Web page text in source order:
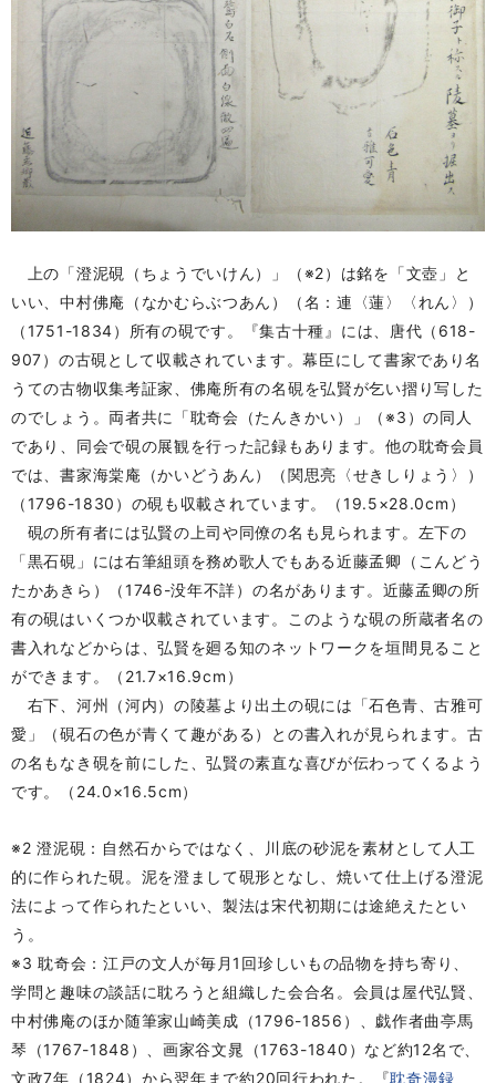
上の「澄泥硯（ちょうでいけん）」（※2）は銘を「文壺」と
いい、中村佛庵（なかむらぶつあん）（名：連〈蓮〉〈れん〉）
（1751-1834）所有の硯です。『集古十種』には、唐代（618-
907）の古硯として収載されています。幕臣にして書家であり名
うての古物収集考証家、佛庵所有の名硯を弘賢が乞い摺り写した
のでしょう。両者共に「耽奇会（たんきかい）」（※3）の同人
であり、同会で硯の展観を行った記録もあります。他の耽奇会員
では、書家海棠庵（かいどうあん）（関思亮〈せきしりょう〉）
（1796-1830）の硯も収載されています。（19.5×28.0cm）
硯の所有者には弘賢の上司や同僚の名も見られます。左下の
「黒石硯」には右筆組頭を務め歌人でもある近藤孟卿（こんどう
たかあきら）（1746-没年不詳）の名があります。近藤孟卿の所
有の硯はいくつか収載されています。このような硯の所蔵者名の
書入れなどからは、弘賢を廻る知のネットワークを垣間見ること
ができます。（21.7×16.9cm）
右下、河州（河内）の陵墓より出土の硯には「石色青、古雅可
愛」（硯石の色が青くて趣がある）との書入れが見られます。古
の名もなき硯を前にした、弘賢の素直な喜びが伝わってくるよう
です。（24.0×16.5cm）
※2 澄泥硯：自然石からではなく、川底の砂泥を素材として人工
的に作られた硯。泥を澄まして硯形となし、焼いて仕上げる澄泥
法によって作られたといい、製法は宋代初期には途絶えたとい
う。
※3 耽奇会：江戸の文人が毎月1回珍しいもの品物を持ち寄り、
学問と趣味の談話に耽ろうと組織した会合名。会員は屋代弘賢、
中村佛庵のほか随筆家山崎美成（1796-1856）、戯作者曲亭馬
琴（1767-1848）、画家谷文晁（1763-1840）など約12名で、
文政7年（1824）から翌年まで約20回行われた。『耽奇漫録